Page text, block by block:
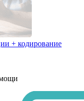
+ кодирование